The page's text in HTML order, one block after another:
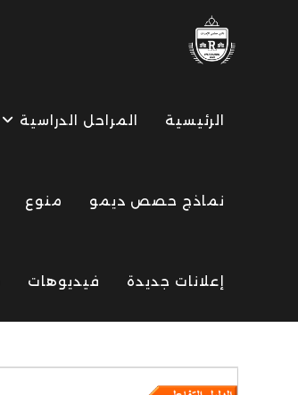
الرئيسية المراحل الدراسية
نماذج حصص ديمو منوع
إعلانات جديدة فيديوهات